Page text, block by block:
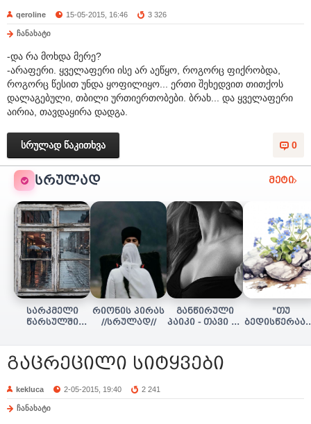
qeroline 15-05-2015, 16:46 3 326
ჩანახატი
-და რა მოხდა მერე?
-არაფერი. ყველაფერი ისე არ აეწყო, როგორც ფიქრობდა,
როგორც წესით უნდა ყოფილიყო... ერთი შეხედვით თითქოს
დალაგებული, თბილი ურთიერთობები. ბრახ... და ყველაფერი
აირია, თავდაყირა დადგა.
0
სრულად წაკითხვა
ᲡᲠᲣᲚᲐᲓ მეტი
სარკმელი
წარსულში
რიონის პირას
//სრულად//
განწირული
პაიკი - თავი 16
"თუ
გაცრეცილი სიტყვები
kekluca 2-05-2015, 19:40 2 241
ჩანახატი